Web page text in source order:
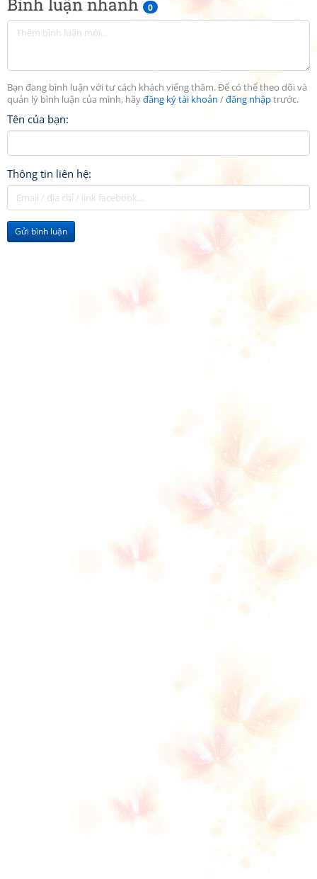
Bình luận nhanh 0
Bạn đang bình luận với tư cách khách viếng thăm. Để có thể theo dõi và
quản lý bình luận của mình, hãyđăng ký tài khoản /đăng nhậptrước.
Tên của bạn:
Thông tin liên hệ:
Gửi bình luận